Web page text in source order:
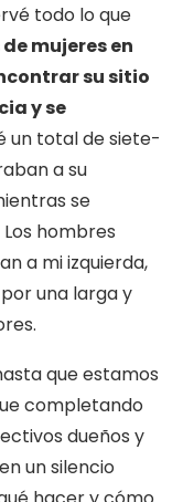
todo lo que
mujeres en
su sitio
y se
un total de siete-
a su
se
hombres
a mi izquierda,
una larga y
que estamos
completando
dueños y
un silencio